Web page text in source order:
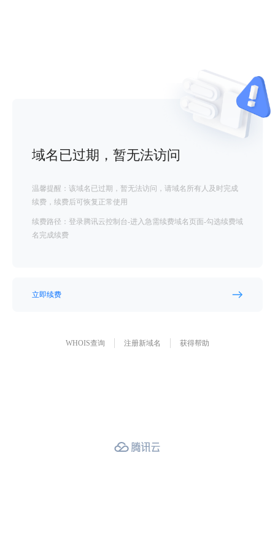
域名已过期，暂无法访问
温馨提醒：该域名已过期，暂无法访问，请域名所有人及时完成
续费，续费后可恢复正常使用
续费路径：登录腾讯云控制台-进入急需续费域名页面-勾选续费域
名完成续费
立即续费
WHOIS查询 注册新域名 获得帮助